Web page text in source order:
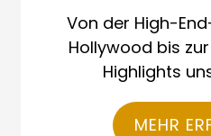
Von der High-
Hollywood bis
Highlights
MEHR